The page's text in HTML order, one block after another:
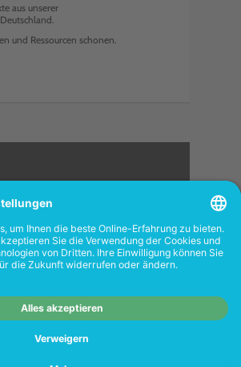
aus unserer
und Ressourcen schonen.
<
FOLGEN SIE UNS
richtet sich nicht an Wiederverkäufer.